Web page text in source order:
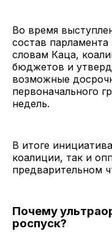
Во время
состав
словам Каца,
бюджетов и
возможные
первоначального
недель.
В итоге
коалиции, так и
предварительном
Почему
роспуск?